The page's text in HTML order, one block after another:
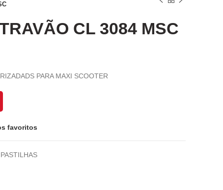
CL 3084 MSC
PARA MAXI SCOOTER
favoritos
PASTILHAS